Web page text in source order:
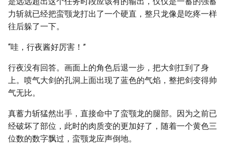
力斩就已经把蛮颚龙打出了一个硬直，整只龙像是吃疼一样
往后躲了一下。
“哇，行夜酱好厉害！”
行夜没有回答。画面上的角色后退一步，把大剑扛到了身
上。喷气大剑的孔洞上面出现了蓝色的气焰，整把剑变得帅
气无比。
真蓄力斩猛然出手，直接命中了蛮颚龙的腿部。因为之前已
经破坏了部位，此时的肉质变的更加好了，随着一个黄色三
位数的数字飘过，蛮颚龙应声倒地。